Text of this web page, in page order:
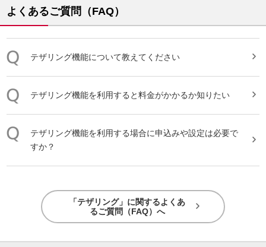
よくあるご質問（FAQ）
テザリング機能について教えてください
テザリング機能を利用すると料金がかかるか知りたい
テザリング機能を利用する場合に申込みや設定は必要で
すか？
「テザリング」に関するよくあ
るご質問（FAQ）へ